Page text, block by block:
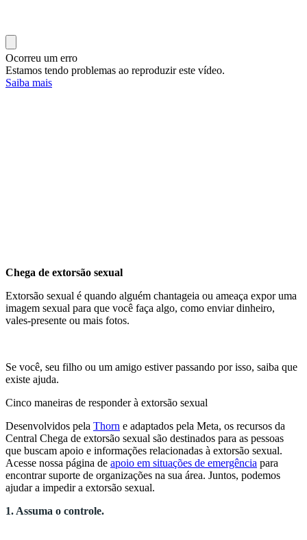
Ocorreu um erro
Estamos tendo problemas ao reproduzir este vídeo.
Saiba mais
Chega de extorsão sexual
Extorsão sexual é quando alguém chantageia ou ameaça expor uma
imagem sexual para que você faça algo, como enviar dinheiro,
vales-presente ou mais fotos.
Se você, seu filho ou um amigo estiver passando por isso, saiba que
existe ajuda.
Cinco maneiras de responder à extorsão sexual
Desenvolvidos pela Thorn e adaptados pela Meta, os recursos da
Central Chega de extorsão sexual são destinados para as pessoas
que buscam apoio e informações relacionadas à extorsão sexual.
Acesse nossa página de apoio em situações de emergência para
encontrar suporte de organizações na sua área. Juntos, podemos
ajudar a impedir a extorsão sexual.
1. Assuma o controle.